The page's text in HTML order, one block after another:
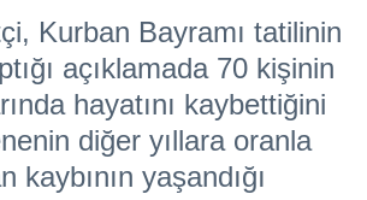
Kurban Bayramı tatilinin
açıklamada 70 kişinin
hayatını kaybettiğini
diğer yıllara oranla
kaybının yaşandığı